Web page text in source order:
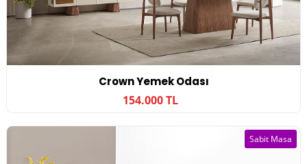
Crown Yemek Odası
154.000 TL
Sabit Masa